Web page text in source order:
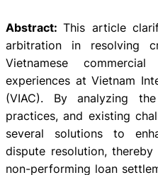
Abstract:This article
arbitration in resolving
Vietnamese
experiences at Vietnam
(VIAC). By analyzing
practices, and existing
several solutions to
dispute resolution,
non-performing loan